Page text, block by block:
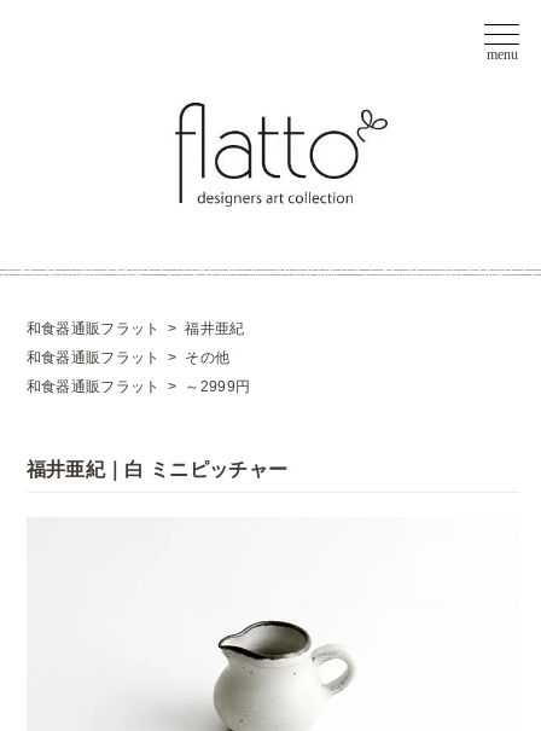
和食器通販フラット >福井亜紀
和食器通販フラット
> その他
和食器通販フラット
> ～2999円
福井亜紀｜白 ミニピッチャー